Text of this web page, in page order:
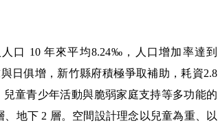
口 10 年來平均8.24‰，人口增加率達到
日俱增，新竹縣府積極爭取補助，耗資2.8
童青少年活動與脆弱家庭支持等多功能的
、地下 2 層。空間設計理念以兒童為重、以